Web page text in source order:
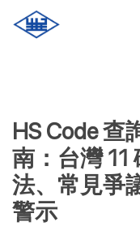
HS Code 查
南：台灣 11
法、常見爭
警示